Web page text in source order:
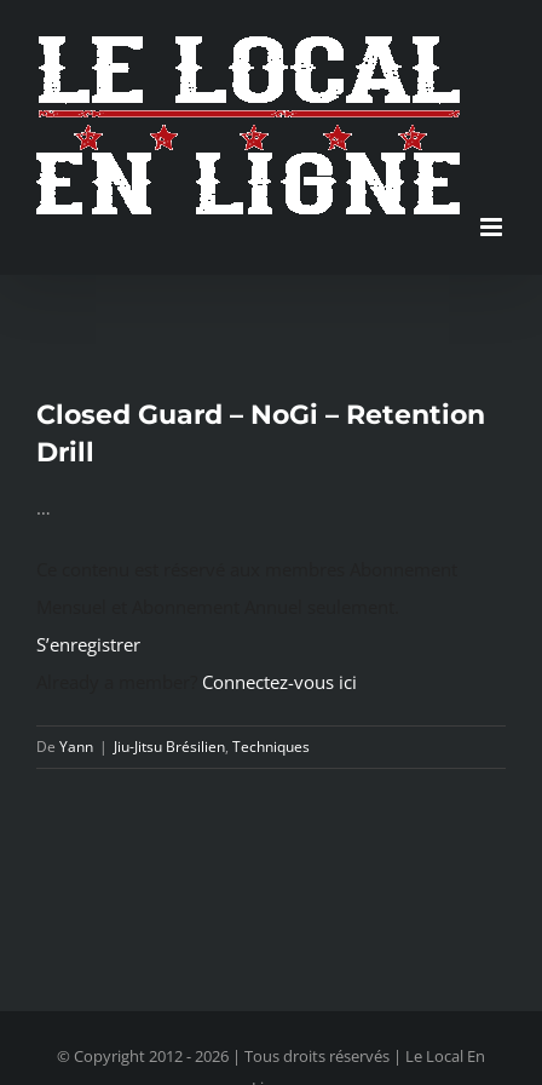
content
Closed Guard – NoGi – Retention
Drill
…
S’enregistrer
Connectez-vous ici
De Yann | Jiu-Jitsu Brésilien, Techniques
© Copyright 2012 -2026 | Tous droits réservés | Le Local En